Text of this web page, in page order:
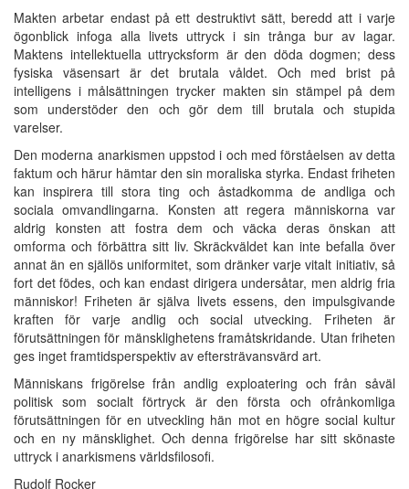
Makten arbetar endast på ett destruktivt sätt, beredd att i varje
ögonblick infoga alla livets uttryck i sin trånga bur av lagar.
Maktens intellektuella uttrycksform är den döda dogmen; dess
fysiska väsensart är det brutala våldet. Och med brist på
intelligens i målsättningen trycker makten sin stämpel på dem
som understöder den och gör dem till brutala och stupida
varelser.
Den moderna anarkismen uppstod i och med förståelsen av detta
faktum och härur hämtar den sin moraliska styrka. Endast friheten
kan inspirera till stora ting och åstadkomma de andliga och
sociala omvandlingarna. Konsten att regera människorna var
aldrig konsten att fostra dem och väcka deras önskan att
omforma och förbättra sitt liv. Skräckväldet kan inte befalla över
annat än en själlös uniformitet, som dränker varje vitalt initiativ, så
fort det födes, och kan endast dirigera undersåtar, men aldrig fria
människor! Friheten är själva livets essens, den impulsgivande
kraften för varje andlig och social utvecking. Friheten är
förutsättningen för mänsklighetens framåtskridande. Utan friheten
ges inget framtidsperspektiv av eftersträvansvärd art.
Människans frigörelse från andlig exploatering och från såväl
politisk som socialt förtryck är den första och ofrånkomliga
förutsättningen för en utveckling hän mot en högre social kultur
och en ny mänsklighet. Och denna frigörelse har sitt skönaste
uttryck i anarkismens världsfilosofi.
Rudolf Rocker